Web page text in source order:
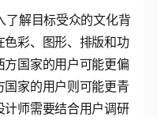
了解目标受众的文化背
彩、图形、排版和功
国家的用户可能更偏
家的用户则可能更青
计师需要结合用户调研